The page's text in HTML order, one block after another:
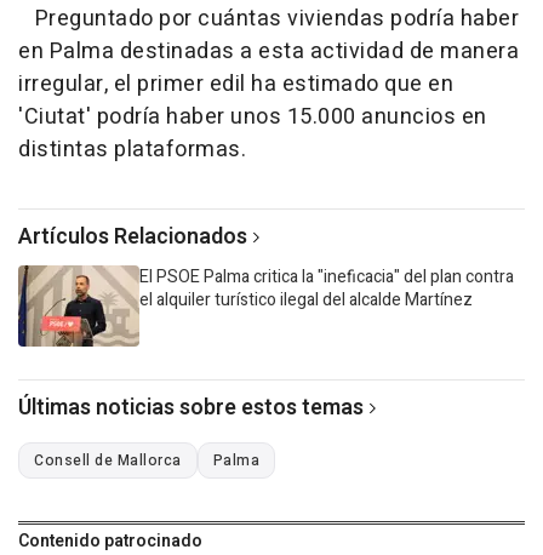
Preguntado por cuántas viviendas podría haber
en Palma destinadas a esta actividad de manera
irregular, el primer edil ha estimado que en
'Ciutat' podría haber unos 15.000 anuncios en
distintas plataformas.
Artículos Relacionados
El PSOE Palma critica la "ineficacia" del plan contra
el alquiler turístico ilegal del alcalde Martínez
Últimas noticias sobre estos temas
Consell de Mallorca Palma
Contenido patrocinado